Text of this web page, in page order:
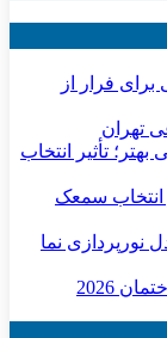
برای فرار از
تهران
تأثیر انتخاب
انتخاب سمعک
نورپردازی نما
2026